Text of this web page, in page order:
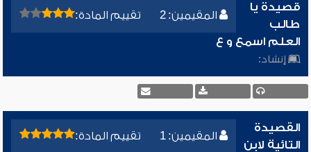
المقيمين: 2 تقييم المادة:
قصيدة يا
طالب
العلم اسمع و ع
إنشاد:
المقيمين: 1 تقييم المادة:
القصيدة
التائية لابن